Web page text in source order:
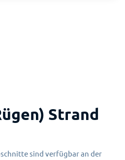
Strand
sind verfügbar an der